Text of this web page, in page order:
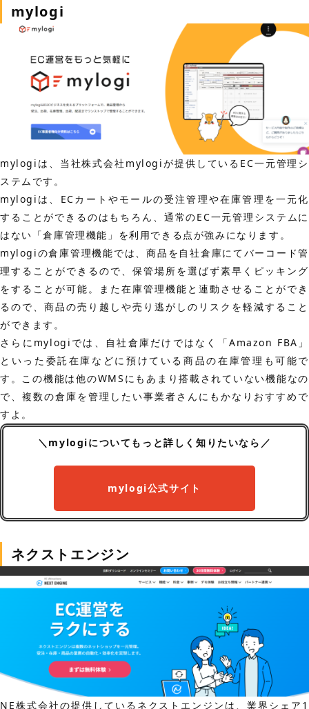
mylogi
mylogiは、当社株式会社mylogiが提供しているEC一元管理シ
ステムです。
mylogiは、ECカートやモールの受注管理や在庫管理を一元化
することができるのはもちろん、通常のEC一元管理システムに
はない「倉庫管理機能」を利用できる点が強みになります。
mylogiの倉庫管理機能では、商品を自社倉庫にてバーコード管
理することができるので、保管場所を選ばず素早くピッキング
をすることが可能。また在庫管理機能と連動させることができ
るので、商品の売り越しや売り逃がしのリスクを軽減すること
ができます。
さらにmylogiでは、自社倉庫だけではなく「Amazon FBA」
といった委託在庫などに預けている商品の在庫管理も可能で
す。この機能は他のWMSにもあまり搭載されていない機能なの
で、複数の倉庫を管理したい事業者さんにもかなりおすすめで
すよ。
＼mylogiについてもっと詳しく知りたいなら／
mylogi公式サイト
ネクストエンジン
NE株式会社の提供しているネクストエンジンは、業界シェア1